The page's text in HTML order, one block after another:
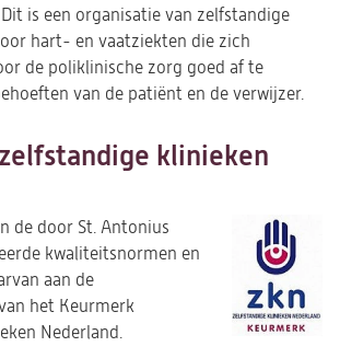
Dit is een organisatie van zelfstandige
hart- en vaatziekten die zich
de poliklinische zorg goed af te
van de patiënt en de verwijzer.
klinieken
de door St. Antonius
kwaliteitsnormen en
aan de
het Keurmerk
Nederland.